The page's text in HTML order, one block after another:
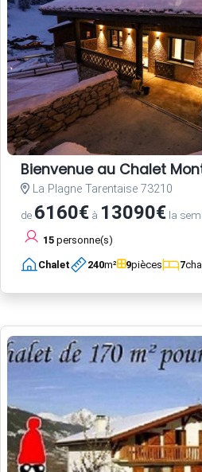
Bienvenue au Chalet
La Plagne Tarentaise 73210
de 6160€ à 13090€ la
15 personne(s)
Chalet 240m² 9pièces 7